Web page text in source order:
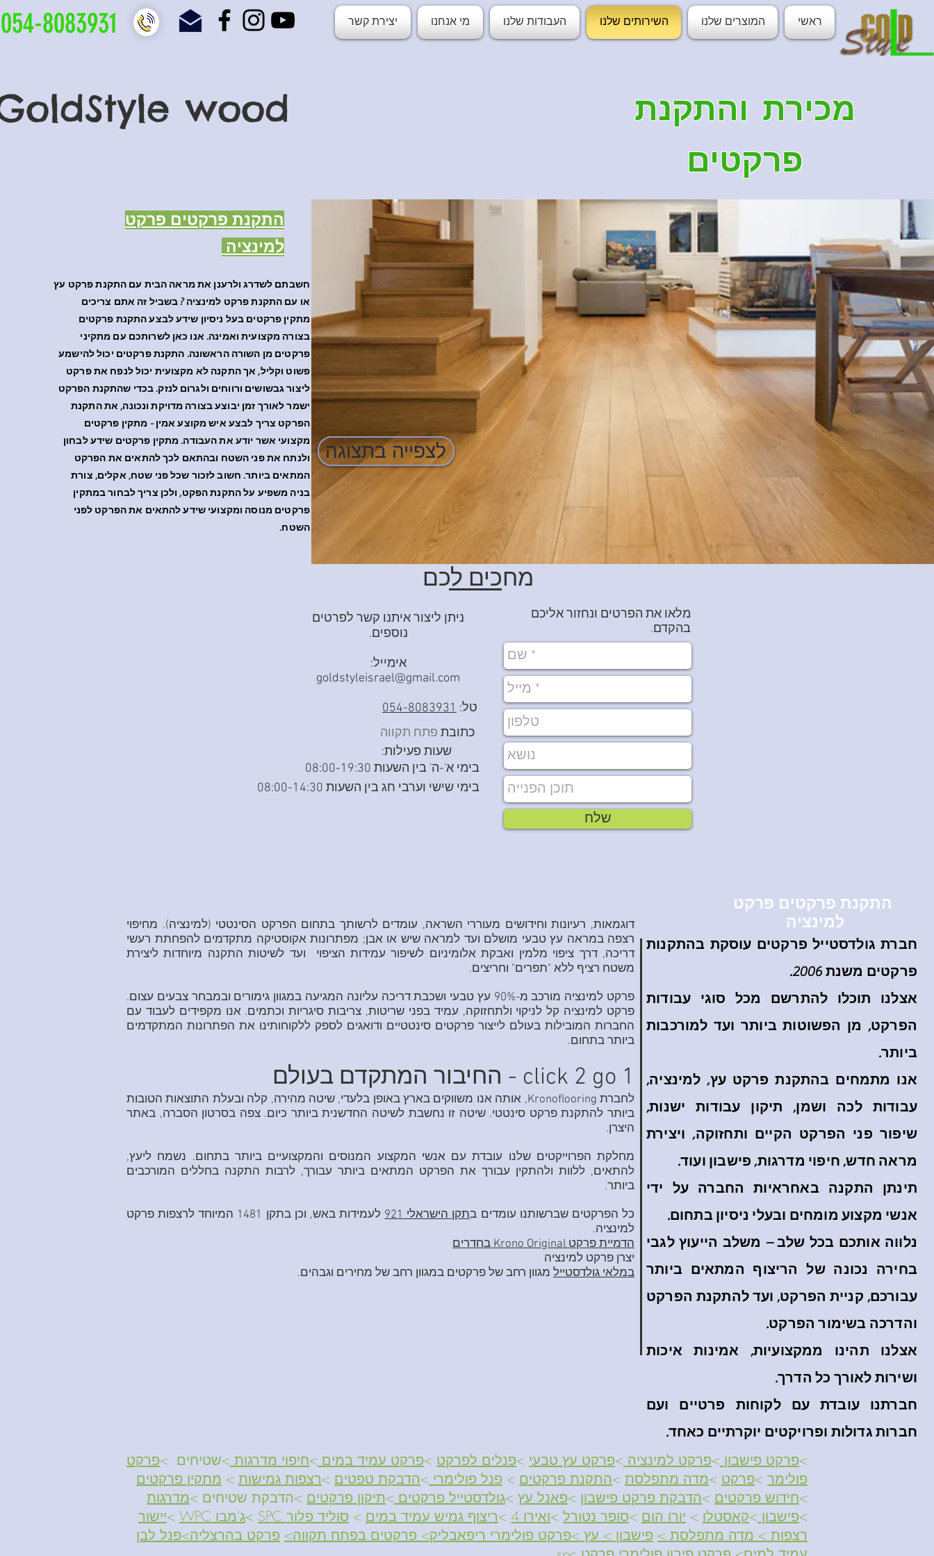
054-8083931
wood
יצירת קשר מי אנחנו העבודות שלנו השירותים שלנו המוצרים שלנו ראשי
מכירת והתקנת
פרקטים
התקנת פרקטים פרקט
למינציה
חשבתם לשדרג ולרענן את מראה הבית עם התקנת פרקט עץ
או עם התקנת פרקט למינציה ? בשביל זה אתם צריכים
מתקין פרקטים בעל ניסיון שידע לבצע התקנת פרקטים
בצורה מקצועית ואמינה. אנו כאן לשרותכם עם מתקיני
פרקטים מן השורה הראשונה. התקנת פרקטים יכול להישמע
פשוט וקליל, אך התקנה לא מקצועית יכול לנפח את פרקט
ליצור גבשושים ורווחים ולגרום לנזק. בכדי שהתקנת הפרקט
ישמר לאורך זמן יבוצע בצורה מדויקת ונכונה, את התקנת
הפרקט צריך לבצע איש מקוצע אמין - מתקין פרקטים
מקצועי אשר יודע את העבודה. מתקין פרקטים שידע לבחון
ולנתח את פני השטח ובהתאם לכך להתאים את הפרקט
המתאים ביותר. חשוב לזכור שכל פני שטח, אקלים, צורת
בניה משפיע על התקנת הפקט, ולכן צריך לבחור במתקין
פרקטים מנוסה ומקצועי שידע להתאים את הפרקט לפני
השטח.
לצפייה בתצוגה
מחכים לכם
ניתן ליצור איתנו קשר לפרטים
נוספים.
אימייל:
goldstyleisrael@gmail.com
טל: 054-8083931
כתובת פתח תקווה
שעות פעילות:
בימי א'-ה' בין השעות 08:00-19:30
בימי שישי וערבי חג בין השעות 08:00-14:30
מלאו את הפרטים ונחזור אליכם
בהקדם.
שלח
דוגמאות, רעיונות וחידושים מעוררי השראה, עומדים לרשותך בתחום הפרקט הסינטטי (למינציה). מחיפוי
רצפה במראה עץ טבעי מושלם ועד למראה שיש או אבן; מפתרונות אקוסטיקה מתקדמים להפחתת רעשי
דריכה, דרך ציפוי מלמין ואבקת אלומיניום לשיפור עמידות הציפוי ועד לשיטות התקנה מיוחדות ליצירת
משטח רציף ללא "תפרים" וחריצים.
פרקט למינציה מורכב מ-90% עץ טבעי ושכבת דריכה עליונה המגיעה במגוון גימורים ובמבחר צבעים עצום.
פרקט למינציה קל לניקוי ולתחזוקה, עמיד בפני שריטות, צריבות סיגריות וכתמים. אנו מקפידים לעבוד עם
החברות המובילות בעולם לייצור פרקטים סינטטיים ודואגים לספק ללקוחותינו את הפתרונות המתקדמים
ביותר בתחום.
1 click 2 go - החיבור המתקדם בעולם
לחברת Kronoflooring, אותה אנו משווקים בארץ באופן בלעדי, שיטה מהירה, קלה ובעלת התוצאות הטובות
ביותר להתקנת פרקט סינטטי. שיטה זו נחשבת לשיטה החדשנית ביותר כיום. צפה בסרטון הסברה, באתר
היצרן.
מחלקת הפרוייקטים שלנו עובדת עם אנשי המקצוע המנוסים והמקצועיים ביותר בתחום. נשמח ליעץ,
להתאים, ללוות ולהתקין עבורך את הפרקט המתאים ביותר עבורך, לרבות התקנה בחללים המורכבים
ביותר.
כל הפרקטים שברשותנו עומדים בתקן הישראלי 921
לעמידות באש, וכן בתקן 1481 המיוחד לרצפות פרקט
למינציה.
הדמיית פרקט Krono Original בחדרים
יצרן פרקט למינציה
במלאי גולדסטייל מגוון רחב של פרקטים במגוון רחב של מחירים וגבהים.
התקנת פרקטים פרקט
למינציה
חברת גולדסטייל פרקטים עוסקת בהתקנות
פרקטים משנת 2006.
אצלנו תוכלו להתרשם מכל סוגי עבודות
הפרקט, מן הפשוטות ביותר ועד למורכבות
ביותר.
אנו מתמחים בהתקנת פרקט עץ, למינציה,
עבודות לכה ושמן, תיקון עבודות ישנות,
שיפור פני הפרקט הקיים ותחזוקה, ויצירת
מראה חדש, חיפוי מדרגות, פישבון ועוד.
תינתן התקנה באחראיות החברה על ידי
אנשי מקצוע מומחים ובעלי ניסיון בתחום.
נלווה אותכם בכל שלב – משלב הייעוץ לגבי
בחירה נכונה של הריצוף המתאים ביותר
עבורכם, קניית הפרקט, ועד להתקנת הפרקט
והדרכה בשימור הפרקט.
אצלנו תהינו ממקצועיות, אמינות איכות
ושירות לאורך כל הדרך.
חברתנו עובדת עם לקוחות פרטיים ועם
חברות גדולות ופרויקטים יוקרתיים כאחד.
>פרקט פישבון >פרקט למינציה​ >פרקט עץ טבעי >פנלים לפרקט >פרקט עמיד במים >חיפוי מדרגות >שטיחים >פרקט
פולימר >פרקט >מדה מתפלסת >התקנת פרקטים > פנל פולימרי >הדבקת טפטים >רצפות גמישות > מתקין פרקטים
>חידוש פרקטים >הדבקת פרקט פישבון >פאנל עץ >גולדסטייל פרקטים >תיקון פרקטים >הדבקת שטיחים >מדרגות
>פישבון >קאסטלו > יורו הום >סופר נטורל >ואירו 4 >ריצוף גמיש עמיד במים > סוליד פלור SPC >ג'מבו WPC >יישור
רצפות > מדה מתפלסת > פישבון > עץ >פרקט פולימרי ריפאבליק> פרקטים בפתח תקווה> פרקט בהרצליה>פנל לבן